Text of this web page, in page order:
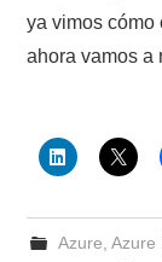
ya vimos cómo
ahora vamos
Azure Azure